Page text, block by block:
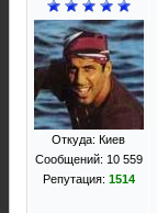
Откуда: Киев
Сообщений: 10 559
Репутация: 1514